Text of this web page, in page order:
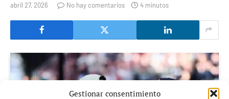
Gestionar consentimiento
abril 27, 2026 No hay comentarios 4 minutos